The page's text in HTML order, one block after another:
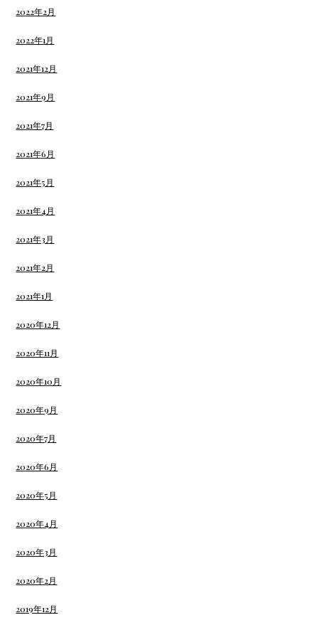
2022年2月
2022年1月
2021年12月
2021年9月
2021年7月
2021年6月
2021年5月
2021年4月
2021年3月
2021年2月
2021年1月
2020年12月
2020年11月
2020年10月
2020年9月
2020年7月
2020年6月
2020年5月
2020年4月
2020年3月
2020年2月
2019年12月